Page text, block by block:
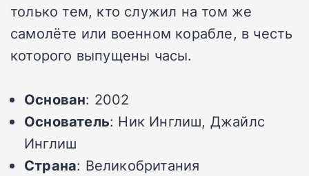
только тем, кто служил на том же
самолёте или военном корабле, в честь
которого выпущены часы.
Основан: 2002
Основатель: Ник Инглиш, Джайлс
Инглиш
Страна: Великобритания